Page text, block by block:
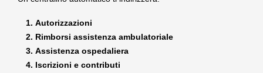
Autorizzazioni
Rimborsi assistenza ambulatoriale
Assistenza ospedaliera
Iscrizioni e contributi